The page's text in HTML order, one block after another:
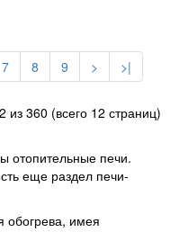
7 8 9 > >|
из 360 (всего 12 страниц)
отопительные печи.
еще раздел печи-
обогрева, имея